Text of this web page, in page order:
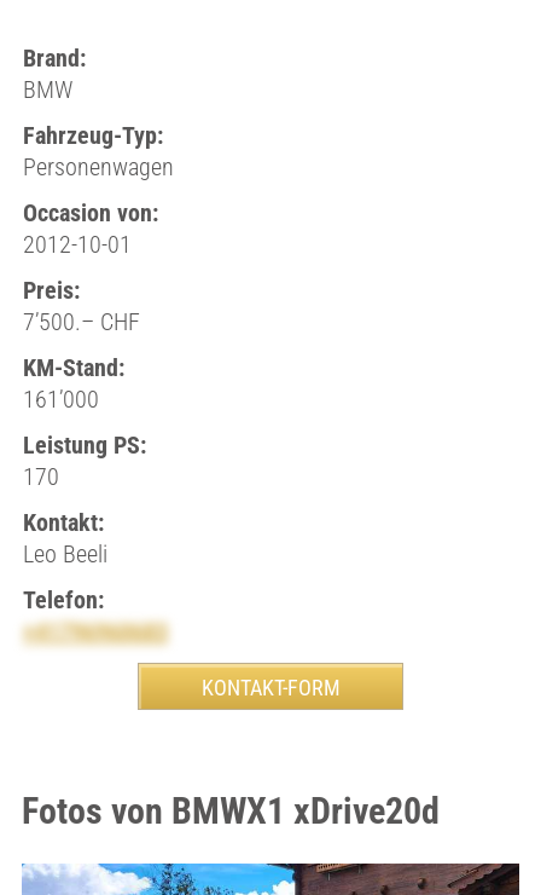
Brand:
BMW
Fahrzeug-Typ:
Personenwagen
Occasion von:
2012-10-01
Preis:
7’500.– CHF
KM-Stand:
161’000
Leistung PS:
170
Kontakt:
Leo Beeli
Telefon:
+41796960683
Fotos von BMWX1 xDrive20d